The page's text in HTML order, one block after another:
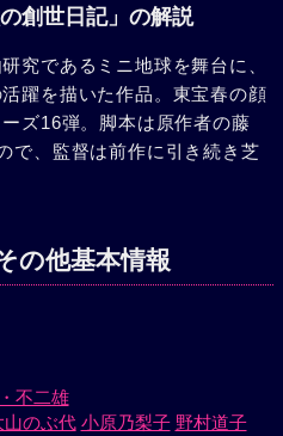
始人の生活や薬師のおじいさ
。さらにミニ地球の時代は流
果たした出来松博士が地底探
えもんたちは、異常に進化し
あった。自然を破壊し地上を
態度の虫たち。だが、ドラえ
太の作ったミニ地球は平和を
のであった。
創世日記」の解説
究であるミニ地球を舞台に、
躍を描いた作品。東宝春の顔
ズ16弾。脚本は原作者の藤
で、監督は前作に引き続き芝
の他基本情報
不二雄
山のぶ代 小原乃梨子 野村道子